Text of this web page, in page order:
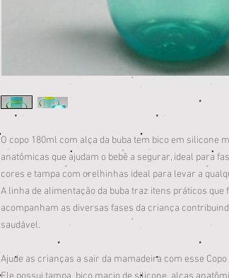
O copo 180ml com alça da buba tem bico em silicone
anatômicas que ajudam o bebê a segurar, ideal para
cores e tampa com orelhinhas ideal para levar a
A linha de alimentação da buba traz itens práticos que
acompanham as diversas fases da criança
saudável.
Ajude as crianças a sair da mamadeira com esse